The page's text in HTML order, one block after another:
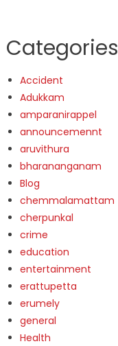
Categories
Accident
Adukkam
amparanirappel
announcemennt
aruvithura
bharananganam
Blog
chemmalamattam
cherpunkal
crime
education
entertainment
erattupetta
erumely
general
Health